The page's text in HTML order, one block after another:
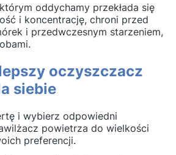
oddychamy przekłada się
i koncentrację, chroni przed
i przedwczesnym starzeniem,
oczyszczacz
siebie
i wybierz odpowiedni
powietrza do wielkości
preferencji.